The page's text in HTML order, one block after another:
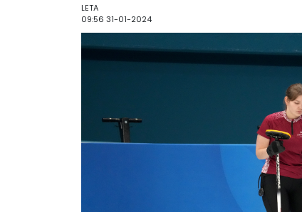
LETA
09:56 31-01-2024